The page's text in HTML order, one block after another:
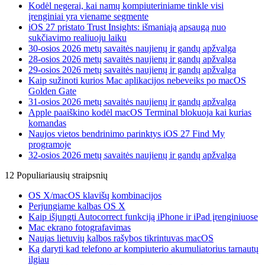
Kodėl negerai, kai namų kompiuteriniame tinkle visi
įrenginiai yra viename segmente
iOS 27 pristato Trust Insights: išmaniąją apsaugą nuo
sukčiavimo realiuoju laiku
30-osios 2026 metų savaitės naujienų ir gandų apžvalga
28-osios 2026 metų savaitės naujienų ir gandų apžvalga
29-osios 2026 metų savaitės naujienų ir gandų apžvalga
Kaip sužinoti kurios Mac aplikacijos nebeveiks po macOS
Golden Gate
31-osios 2026 metų savaitės naujienų ir gandų apžvalga
Apple paaiškino kodėl macOS Terminal blokuoja kai kurias
komandas
Naujos vietos bendrinimo parinktys iOS 27 Find My
programoje
32-osios 2026 metų savaitės naujienų ir gandų apžvalga
12 Populiariausių straipsnių
OS X/macOS klavišų kombinacijos
Perjungiame kalbas OS X
Kaip išjungti Autocorrect funkciją iPhone ir iPad įrenginiuose
Mac ekrano fotografavimas
Naujas lietuvių kalbos rašybos tikrintuvas macOS
Ką daryti kad telefono ar kompiuterio akumuliatorius tarnautų
ilgiau